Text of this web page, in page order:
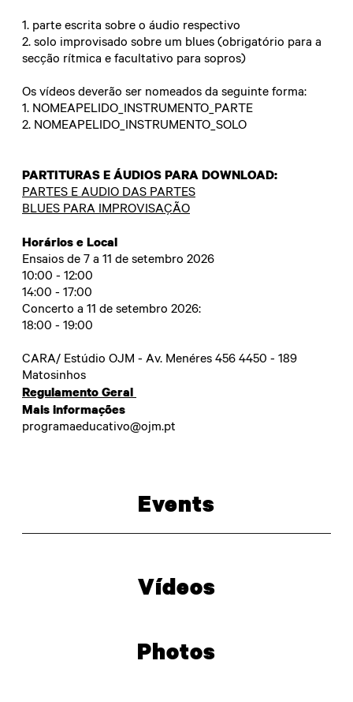
1. parte escrita sobre o áudio respectivo
2. solo improvisado sobre um blues (obrigatório para a
secção rítmica e facultativo para sopros)
Os vídeos deverão ser nomeados da seguinte forma:
1. NOMEAPELIDO_INSTRUMENTO_PARTE
2. NOMEAPELIDO_INSTRUMENTO_SOLO
PARTITURAS E ÁUDIOS PARA DOWNLOAD:
PARTES E AUDIO DAS PARTES
BLUES PARA IMPROVISAÇÃO
Horários e Local
Ensaios de 7 a 11 de setembro 2026
10:00 - 12:00
14:00 - 17:00
Concerto a 11 de setembro 2026:
18:00 - 19:00
CARA/ Estúdio OJM - Av. Menéres 456 4450 - 189
Matosinhos
Regulamento Geral
Mais informações
programaeducativo@ojm.pt
Events
Vídeos
Photos